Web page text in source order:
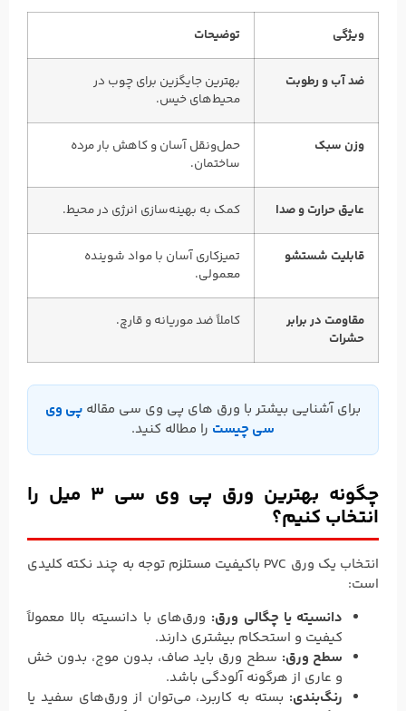
ویژگی توضیحات
ضد آب و رطوبت
بهترین جایگزین برای چوب در
محیط‌های خیس.
وزن سبک
حمل‌ونقل آسان و کاهش بار مرده
ساختمان.
عایق حرارت و صدا کمک به بهینه‌سازی انرژی در محیط.
قابلیت شستشو
تمیزکاری آسان با مواد شوینده
معمولی.
مقاومت در برابر
حشرات
کاملاً ضد موریانه و قارچ.
برای آشنایی بیشتر با ورق های پی وی سی مقاله پی وی
سی چیست را مطاله کنید.
چگونه بهترین ورق پی وی سی 3 میل را
انتخاب کنیم؟
انتخاب یک ورق PVC باکیفیت مستلزم توجه به چند نکته کلیدی
است:
دانسیته یا چگالی ورق: ورق‌های با دانسیته بالا معمولاً
کیفیت و استحکام بیشتری دارند.
سطح ورق: سطح ورق باید صاف، بدون موج، بدون خش
و عاری از هرگونه آلودگی باشد.
رنگ‌بندی: بسته به کاربرد، می‌توان از ورق‌های سفید یا